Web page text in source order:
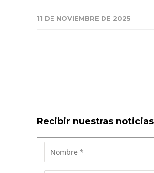
11 DE NOVIEMBRE DE 2025
Recibir nuestras noticias